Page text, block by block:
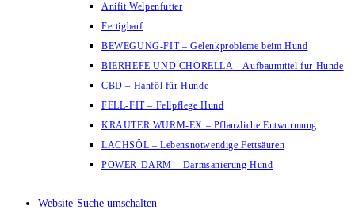
Anifit Welpenfutter
Fertigbarf
BEWEGUNG-FIT – Gelenkprobleme beim Hund
BIERHEFE UND CHORELLA – Aufbaumittel für Hunde
CBD – Hanföl für Hunde
FELL-FIT – Fellpflege Hund
KRÄUTER WURM-EX – Pflanzliche Entwurmung
LACHSÖL – Lebensnotwendige Fettsäuren
POWER-DARM – Darmsanierung Hund
Website-Suche umschalten